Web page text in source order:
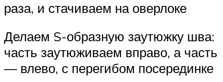
раза, и стачиваем на оверлоке
Делаем S-образную заутюжку шва:
часть заутюживаем вправо, а часть
— влево, с перегибом посерединке